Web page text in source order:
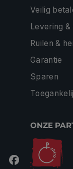
Veilig
Levering
Ruilen &
Garantie
Sparen
ONZE